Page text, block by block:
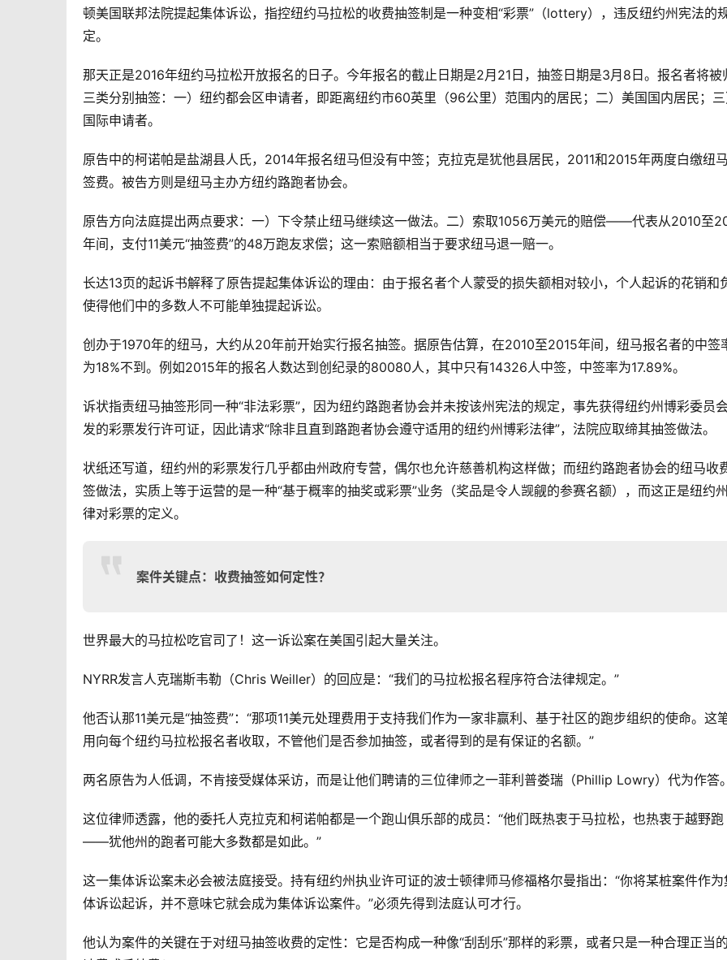
顿美国联邦法院提起集体诉讼，指控纽约马拉松的收费抽签制是一种变相“彩票”（lottery），违反纽约州宪法的
定。
那天正是2016年纽约马拉松开放报名的日子。今年报名的截止日期是2月21日，抽签日期是3月8日。报名者将被
三类分别抽签：一）纽约都会区申请者，即距离纽约市60英里（96公里）范围内的居民；二）美国国内居民；三
国际申请者。
原告中的柯诺帕是盐湖县人氏，2014年报名纽马但没有中签；克拉克是犹他县居民，2011和2015年两度白缴纽
签费。被告方则是纽马主办方纽约路跑者协会。
原告方向法庭提出两点要求：一）下令禁止纽马继续这一做法。二）索取1056万美元的赔偿——代表从2010至
年间，支付11美元“抽签费”的48万跑友求偿；这一索赔额相当于要求纽马退一赔一。
长达13页的起诉书解释了原告提起集体诉讼的理由：由于报名者个人蒙受的损失额相对较小，个人起诉的花销和
使得他们中的多数人不可能单独提起诉讼。
创办于1970年的纽马，大约从20年前开始实行报名抽签。据原告估算，在2010至2015年间，纽马报名者的中签
为18%不到。例如2015年的报名人数达到创纪录的80080人，其中只有14326人中签，中签率为17.89%。
诉状指责纽马抽签形同一种“非法彩票”，因为纽约路跑者协会并未按该州宪法的规定，事先获得纽约州博彩委员
发的彩票发行许可证，因此请求“除非且直到路跑者协会遵守适用的纽约州博彩法律”，法院应取缔其抽签做法。
状纸还写道，纽约州的彩票发行几乎都由州政府专营，偶尔也允许慈善机构这样做；而纽约路跑者协会的纽马收
签做法，实质上等于运营的是一种“基于概率的抽奖或彩票”业务（奖品是令人觊觎的参赛名额），而这正是纽约
律对彩票的定义。
案件关键点：收费抽签如何定性？
世界最大的马拉松吃官司了！这一诉讼案在美国引起大量关注。
NYRR发言人克瑞斯韦勒（Chris Weiller）的回应是：“我们的马拉松报名程序符合法律规定。”
他否认那11美元是“抽签费”：“那项11美元处理费用于支持我们作为一家非赢利、基于社区的跑步组织的使命。这
用向每个纽约马拉松报名者收取，不管他们是否参加抽签，或者得到的是有保证的名额。”
两名原告为人低调，不肯接受媒体采访，而是让他们聘请的三位律师之一菲利普娄瑞（Phillip Lowry）代为作答。
这位律师透露，他的委托人克拉克和柯诺帕都是一个跑山俱乐部的成员：“他们既热衷于马拉松，也热衷于越野跑
——犹他州的跑者可能大多数都是如此。”
这一集体诉讼案未必会被法庭接受。持有纽约州执业许可证的波士顿律师马修福格尔曼指出：“你将某桩案件作为
体诉讼起诉，并不意味它就会成为集体诉讼案件。”必须先得到法庭认可才行。
他认为案件的关键在于对纽马抽签收费的定性：它是否构成一种像“刮刮乐”那样的彩票，或者只是一种合理正当